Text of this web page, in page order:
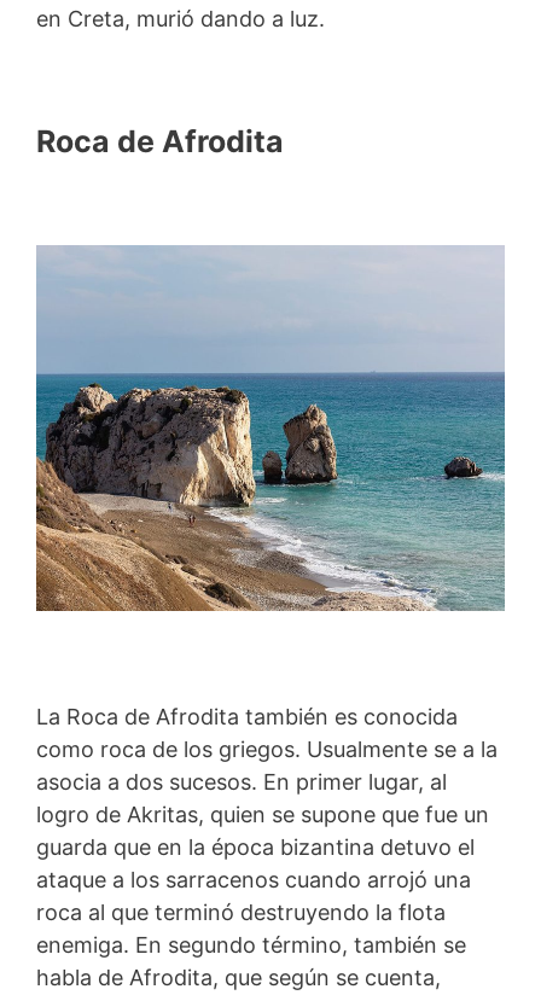
en Creta, murió dando a luz.
Roca de Afrodita
La Roca de Afrodita también es conocida
como roca de los griegos. Usualmente se a la
asocia a dos sucesos. En primer lugar, al
logro de Akritas, quien se supone que fue un
guarda que en la época bizantina detuvo el
ataque a los sarracenos cuando arrojó una
roca al que terminó destruyendo la flota
enemiga. En segundo término, también se
habla de Afrodita, que según se cuenta,